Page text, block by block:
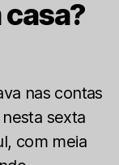
nas contas
sexta
com meia